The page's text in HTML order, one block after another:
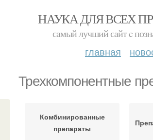
НАУКА ДЛЯ ВСЕХ
самый лучший сайт c
главная
Трехкомпонентные
Комбинированные
препараты